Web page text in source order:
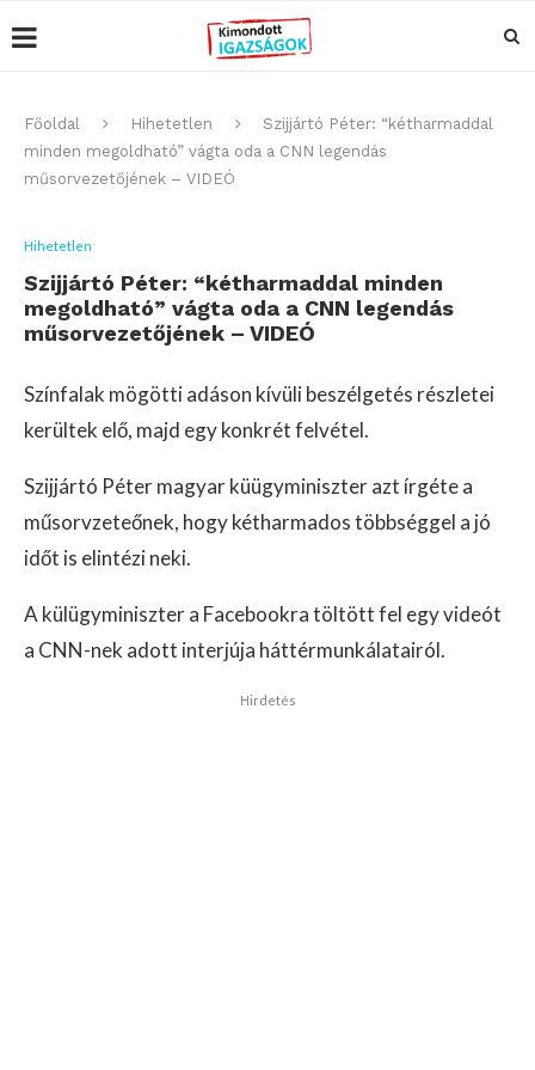
Főoldal Hihetetlen
Szijjártó Péter: “kétharmaddal
minden megoldható” vágta oda a CNN legendás
műsorvezetőjének – VIDEÓ
Hihetetlen
Szijjártó Péter: “kétharmaddal minden
megoldható” vágta oda a CNN legendás
műsorvezetőjének – VIDEÓ
Színfalak mögötti adáson kívüli beszélgetés részletei
kerültek elő, majd egy konkrét felvétel.
Szijjártó Péter magyar küügyminiszter azt írgéte a
műsorvzeteőnek, hogy kétharmados többséggel a jó
időt is elintézi neki.
A külügyminiszter a Facebookra töltött fel egy videót
a CNN-nek adott interjúja háttérmunkálatairól.
Hirdetés